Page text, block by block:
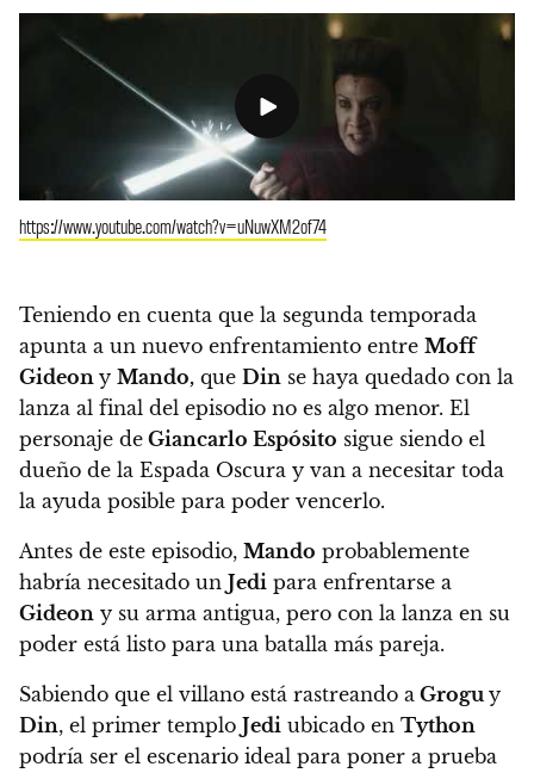
https://www.youtube.com/watch?v=uNuwXM2of74
Teniendo en cuenta que la segunda temporada
apunta a un nuevo enfrentamiento entre Moff
Gideon y Mando, que Din se haya quedado con la
lanza al final del episodio no es algo menor. El
personaje de Giancarlo Espósito sigue siendo el
dueño de la Espada Oscura y van a necesitar toda
la ayuda posible para poder vencerlo.
Antes de este episodio, Mando probablemente
habría necesitado un Jedi para enfrentarse a
Gideon y su arma antigua, pero con la lanza en su
poder está listo para una batalla más pareja.
Sabiendo que el villano está rastreando a Grogu y
Din, el primer templo Jedi ubicado en Tython
podría ser el escenario ideal para poner a prueba